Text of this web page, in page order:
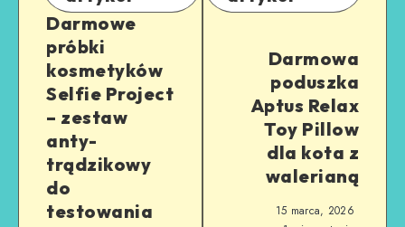
Darmowe
próbki
kosmetyków
Selfie Project
– zestaw
anty-
trądzikowy
do
testowania
Darmowa
poduszka
Aptus Relax
Toy Pillow
dla kota z
walerianą
15 marca, 2026